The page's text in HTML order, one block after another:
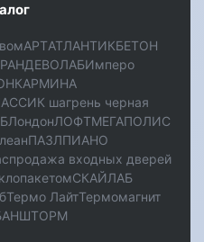
АРТАТЛАНТИКБЕТОН
ЕВОЛАБИмперо
КАРМИНА
шагрень черная
ЛондонЛОФТМЕГАПОЛИС
ПАЗЛПИАНО
входных дверей
СКАЙЛАБ
Термо ЛайтТермомагнит
ШТОРМ